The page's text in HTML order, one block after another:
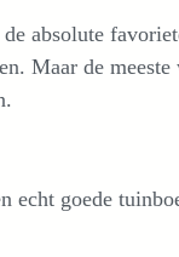
absolute
Maar de
goede